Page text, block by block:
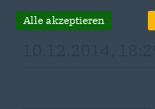
Alle akzeptieren